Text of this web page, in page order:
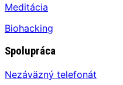
Meditácia
Biohacking
Spolupráca
Nezáväzný telefonát